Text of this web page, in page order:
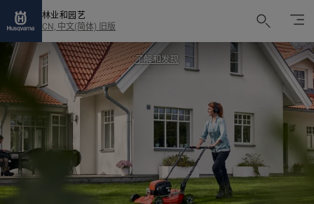
林业和园艺
CN, 中文(简体) 旧版
了解和发现